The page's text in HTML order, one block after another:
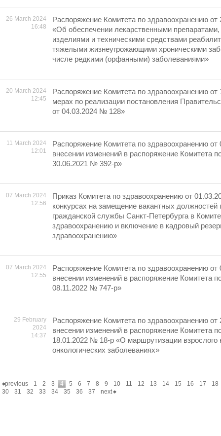
26 March 2024
16:48
Распоряжение Комитета по здравоохранению
«Об обеспечении лекарственными
изделиями и техническими средствами
тяжелыми жизнеугрожающими хроническими
числе редкими (орфанными) заболеваниями»
20 March 2024
12:45
Распоряжение Комитета по здравоохранению
мерах по реализации постановления
от 04.03.2024 № 128»
11 March 2024
12:01
Распоряжение Комитета по здравоохранению
внесении изменений в распоряжение Комитета
30.06.2021 № 392-р»
07 March 2024
12:56
Приказ Комитета по здравоохранению от
конкурсах на замещение вакантных должностей
гражданской службы Санкт-Петербурга в
здравоохранению и включение в кадровый
здравоохранению»
07 March 2024
12:55
Распоряжение Комитета по здравоохранению
внесении изменений в распоряжение Комитета
08.11.2022 № 747-р»
29 February
2024
14:37
Распоряжение Комитета по здравоохранению
внесении изменений в распоряжение Комитета
18.01.2022 № 18-р «О маршрутизации взрослого
онкологических заболеваниях»
previous 1 2 3 4 5 6 7 8 9 10 11 12 13 14 15 16 17
18
30
31 32 33 34 35 36 37 next